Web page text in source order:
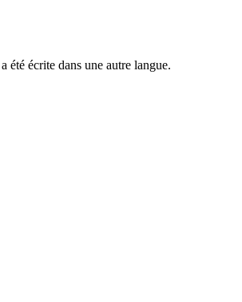
été écrite dans une autre langue.